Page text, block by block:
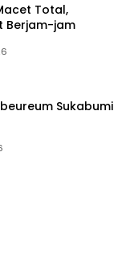
Total,
Berjam-jam
Sukabumi